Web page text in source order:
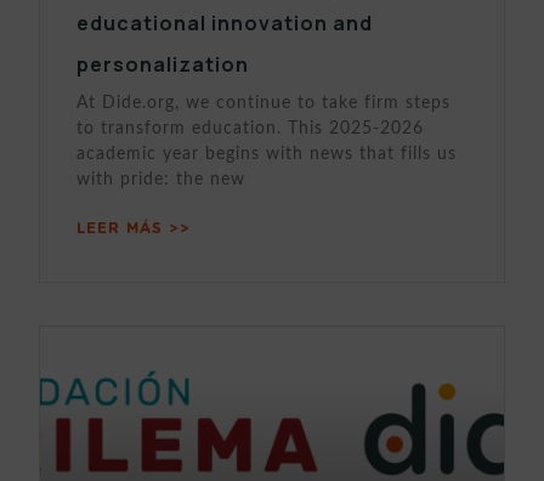
educational innovation and
personalization
At Dide.org, we continue to take firm steps
to transform education. This 2025-2026
academic year begins with news that fills us
with pride: the new
LEER MÁS >>